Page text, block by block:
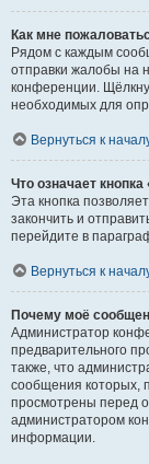
Как мне
Рядом с каждым
отправки жалобы на
конференции.
необходимых для
Вернуться к
Что означает
Эта кнопка
закончить и
перейдите в
Вернуться к
Почему моё
Администратор
предварительного
также, что
сообщения которых,
просмотрены перед
администратором
информации.